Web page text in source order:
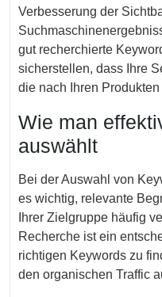
Verbesserung der
gut recherchierte
sicherstellen, dass Ihre
die nach Ihren
Wie man
auswählt
Bei der Auswahl von
es wichtig, relevante
Ihrer Zielgruppe häufig
Recherche ist ein
richtigen Keywords zu
den organischen Traffic